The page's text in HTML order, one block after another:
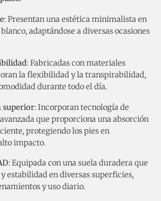
:Presentan una estética minimalista en
adaptándose a diversas ocasiones
:Fabricadas con materiales
la flexibilidad y la transpirabilidad,
durante todo el día.
superior:Incorporan tecnología de
que proporciona una absorción
protegiendo los pies en
impacto.
:Equipada con una suela duradera que
estabilidad en diversas superficies,
y uso diario.